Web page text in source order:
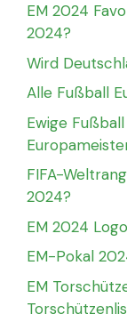
EM 2024
2024?
Wird
Alle Fußball
Ewige
FIFA-
2024?
EM 2024
EM-Pokal
EM